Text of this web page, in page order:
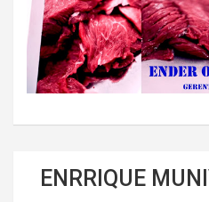
ENRRIQUE